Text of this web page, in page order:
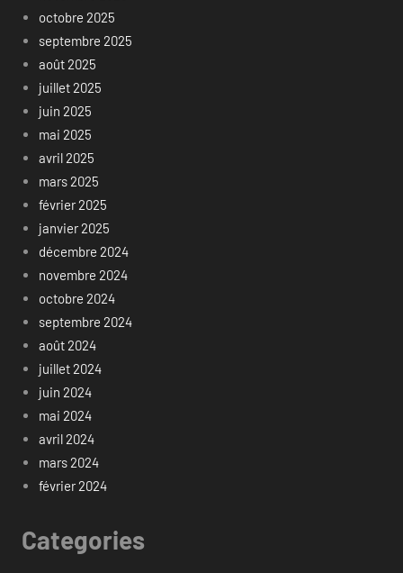
octobre 2025
septembre 2025
août 2025
juillet 2025
juin 2025
mai 2025
avril 2025
mars 2025
février 2025
janvier 2025
décembre 2024
novembre 2024
octobre 2024
septembre 2024
août 2024
juillet 2024
juin 2024
mai 2024
avril 2024
mars 2024
février 2024
Categories